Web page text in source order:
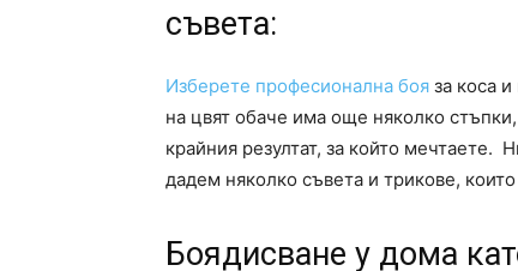
съвета:
Изберете професионална боя за коса
на цвят обаче има още няколко
крайния резултат, за който
дадем няколко съвета и трикове,
Боядисване у дома